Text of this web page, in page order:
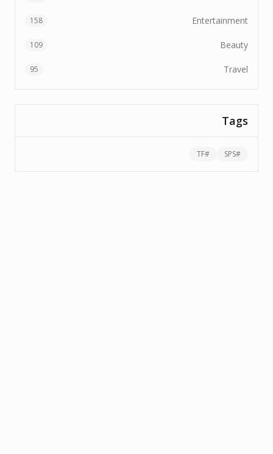
Entertainment
158
Beauty
109
Travel
95
Tags
#
SPS
#
TF